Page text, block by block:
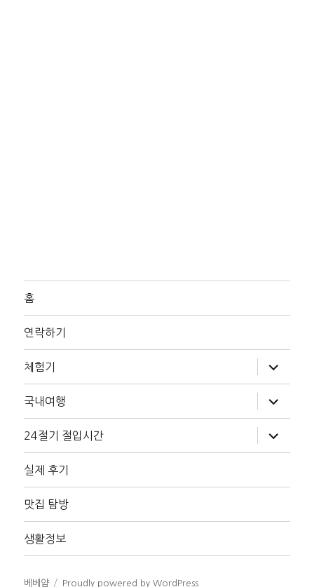
홈
연락하기
체험기
위
메
확
장
국내여행
위
메
확
장
24절기 절입시간
위
메
장
실제 후기
맛집 탐방
생활정보
베베얌 Proudly powered by WordPress